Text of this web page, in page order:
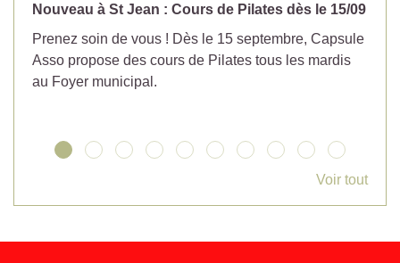
Nouveau à St Jean : Cours de Pilates dès le 15/09
Prenez soin de vous ! Dès le 15 septembre, Capsule
Asso propose des cours de Pilates tous les mardis
au Foyer municipal.
Voir tout